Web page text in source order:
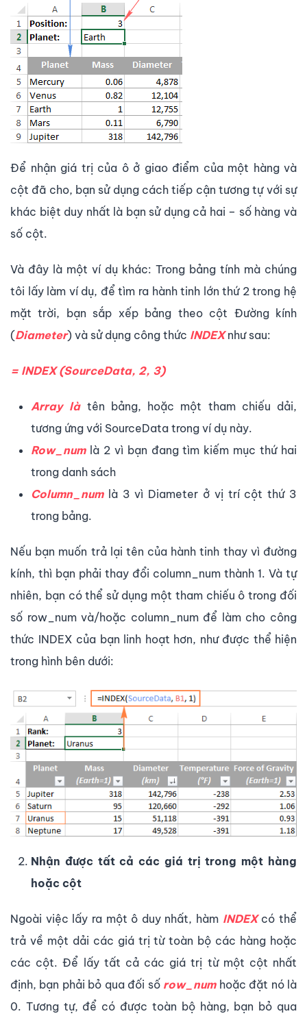
Để nhận giá trị của ô ở giao điểm của một hàng và
cột đã cho, bạn sử dụng cách tiếp cận tương tự với sự
khác biệt duy nhất là bạn sử dụng cả hai – số hàng và
số cột.
Và đây là một ví dụ khác: Trong bảng tính mà chúng
tôi lấy làm ví dụ, để tìm ra hành tinh lớn thứ 2 trong hệ
mặt trời, bạn sắp xếp bảng theo cột Đường kính
(Diameter) và sử dụng công thức INDEXnhư sau:
= INDEX (SourceData, 2, 3)
Array là tên bảng, hoặc một tham chiếu dải,
tương ứng với SourceData trong ví dụ này.
Row_numlà 2 vì bạn đang tìm kiếm mục thứ hai
trong danh sách
Column_num là 3 vì Diameter ở vị trí cột thứ 3
trong bảng.
Nếu bạn muốn trả lại tên của hành tinh thay vì đường
kính, thì bạn phải thay đổi column_num thành 1. Và tự
nhiên, bạn có thể sử dụng một tham chiếu ô trong đối
số row_num và/hoặc column_num để làm cho công
thức INDEX của bạn linh hoạt hơn, như được thể hiện
trong hình bên dưới:
Nhận được tất cả các giá trị trong một hàng
hoặc cột
Ngoài việc lấy ra một ô duy nhất, hàm INDEXcó thể
trả về một dải các giá trị từ toàn bộ các hàng hoặc
các cột. Để lấy tất cả các giá trị từ một cột nhất
định, bạn phải bỏ qua đối số row_num hoặc đặt nó là
0. Tương tự, để có được toàn bộ hàng, bạn bỏ qua